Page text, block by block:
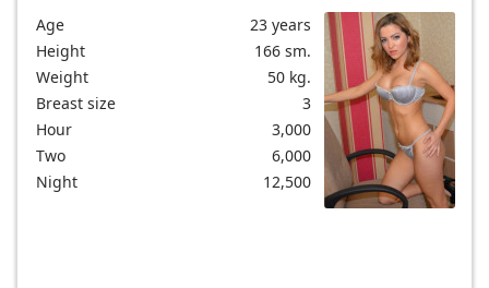
Age
23 years
Height
166 sm.
Weight
50 kg.
Breast size
3
Hour
3,000
Two
6,000
Night
12,500